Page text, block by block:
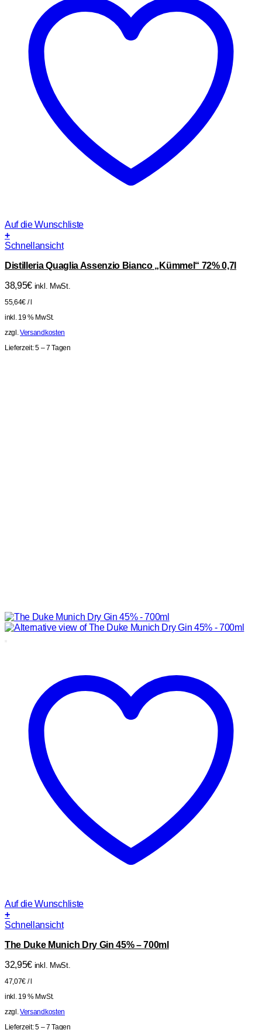
Auf die Wunschliste
+
Schnellansicht
Distilleria Quaglia Assenzio Bianco „Kümmel“ 72% 0,7l
38,95€ inkl. MwSt.
55,64€ /
inkl. 19 % MwSt.
zzgl.Versandkosten
Lieferzeit:5 – 7 Tagen
Auf die Wunschliste
+
Schnellansicht
The Duke Munich Dry Gin 45% – 700ml
32,95€ inkl. MwSt.
47,07€ /
inkl. 19 % MwSt.
zzgl.Versandkosten
Lieferzeit:5 – 7 Tagen